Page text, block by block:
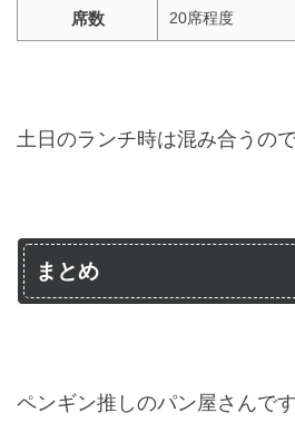
席数 20席程度
土日のランチ時は混み合うの
まとめ
ペンギン推しのパン屋さんで